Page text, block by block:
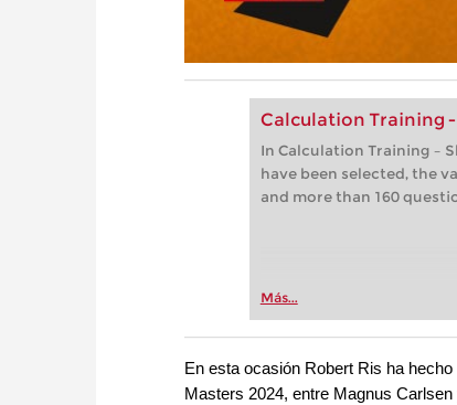
Calculation Training
In Calculation Training –
have been selected, the
and more than 160
Más...
En esta ocasión Robert Ris ha
Masters 2024, entre Magnus